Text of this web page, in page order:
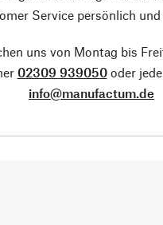
Service persönlich
uns von Montag bis
02309 939050oder
info@manufactum.de